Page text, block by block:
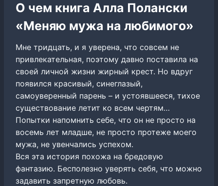
О чем книга Алла Полански
«Меняю мужа на любимого»
Мне тридцать, и я уверена, что совсем не
привлекательная, поэтому давно поставила на
своей личной жизни жирный крест. Но вдруг
появился красивый, синеглазый,
самоуверенный парень – и устоявшееся, тихое
существование летит ко всем чертям…
Попытки напомнить себе, что он не просто на
восемь лет младше, не просто протеже моего
мужа, не увенчались успехом.
Вся эта история похожа на бредовую
фантазию. Бесполезно уверять себя, что можно
задавить запретную любовь.